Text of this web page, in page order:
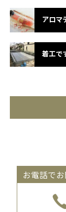
着工で
お電話で